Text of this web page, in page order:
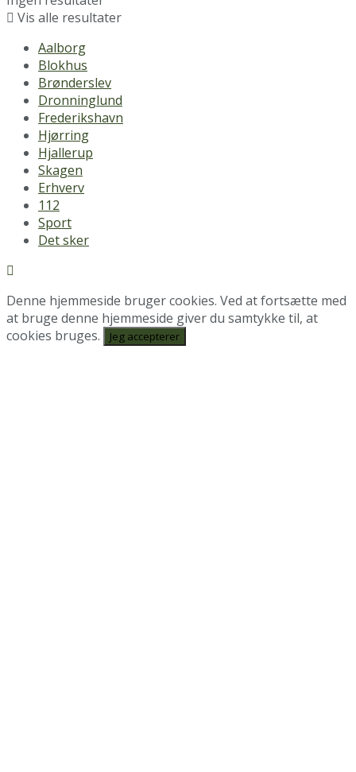
Vis alle resultater
Aalborg
Blokhus
Brønderslev
Dronninglund
Frederikshavn
Hjørring
Hjallerup
Skagen
Erhverv
112
Sport
Det sker
Denne hjemmeside bruger cookies. Ved at fortsætte med
at bruge denne hjemmeside giver du samtykke til, at
cookies bruges.
Jeg accepterer